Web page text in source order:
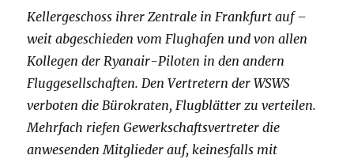
Kellergeschoss ihrer Zentrale in Frankfurt auf –
weit abgeschieden vom Flughafen und von allen
Kollegen der Ryanair-Piloten in den andern
Fluggesellschaften. Den Vertretern der WSWS
verboten die Bürokraten, Flugblätter zu verteilen.
Mehrfach riefen Gewerkschaftsvertreter die
anwesenden Mitglieder auf, keinesfalls mit